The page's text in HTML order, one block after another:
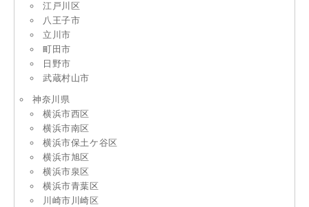
江戸川区
八王子市
立川市
町田市
日野市
武蔵村山市
神奈川県
横浜市西区
横浜市南区
横浜市保土ケ谷区
横浜市旭区
横浜市泉区
横浜市青葉区
川崎市川崎区